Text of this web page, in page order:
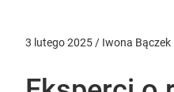
3 lutego 2025 / Iwona Bączek